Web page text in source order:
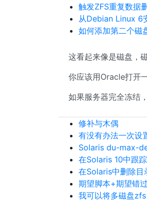
触发ZFS重复数据
从Debian Linux 6
如何添加第二个磁
这看起来像是磁盘，
你应该用Oracle打开
如果服务器完全冻结
修补与木偶
有没有办法一次设
Solaris du-max-
在Solaris 10中跟
在Solaris中删除目
期望脚本+期望错
我可以将多磁盘